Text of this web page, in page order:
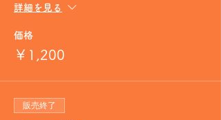
詳細を見る
価格
￥1,200
販売終了